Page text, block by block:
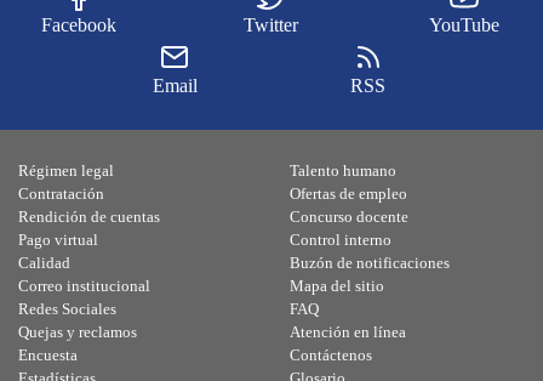
Facebook Twitter YouTube
Email RSS
Régimen legal
Contratación
Rendición de cuentas
Pago virtual
Calidad
Talento humano
Ofertas de empleo
Concurso docente
Control interno
Buzón de notificaciones
Correo institucional
Redes Sociales
Quejas y reclamos
Encuesta
Mapa del sitio
FAQ
Atención en línea
Contáctenos